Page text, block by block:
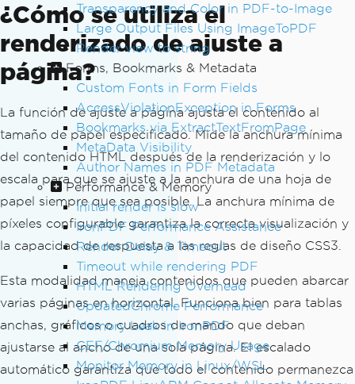
Transparency and Color in PDF-to-Image
Large Output Files Using ImageToPDF
Render view to string
Forms, Bookmarks & Metadata
Custom Fonts in Form Fields
AccessViolationException in Forms
Bookmarks via ExtractTextFromPage
MetaData Visibility
Author Names in PDF Metadata
Performance & Memory
Initial render is slow
IronPDF Performance Assistance
Render Delay & Timeout
Timeout while rendering PDF
HTML Rendering Overhead
UpdatedChrome Performance
Memory Leak in IronPDF
CEF/Chromium Memory Usage
Monitor Memory in Linux/WSL
¿Cómo se utiliza el
renderizado de ajuste a
página?
La función de ajuste a página ajusta el contenido al
tamaño de papel especificado. Mide la anchura mínima
del contenido HTML después de la renderización y lo
escala para que se ajuste a la anchura de una hoja de
papel siempre que sea posible. La anchura mínima de
píxeles configurable garantiza la correcta visualización y
la capacidad de respuesta a las reglas de diseño CSS3.
Esta modalidad maneja contenidos que pueden abarcar
varias páginas en horizontal. Funciona bien para tablas
anchas, gráficos o cuadros de mando que deban
ajustarse al ancho de una sola página. El escalado
automático garantiza que todo el contenido permanezca